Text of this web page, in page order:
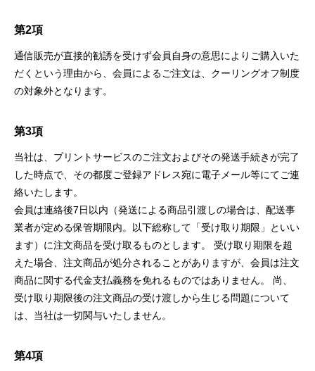
第2項
通信販売が直接的勧誘を受けず会員自身の意思によりご購入いた
だくという理由から、会員によるご注文は、クーリングオフ制度
の対象外となります。
第3項
当社は、プリントサービスのご注文およびその発送手続きが完了
した時点で、その都度ご登録アドレス宛に電子メール等にてご連
絡いたします。
会員は連絡後7日以内（発送による商品引渡しの場合は、配送事
業者が定める保管期限内。以下総称して「受け取り期限」といい
ます）に注文商品を受け取るものとします。 受け取り期限を超
えた場合、注文商品が処分されることがありますが、会員は注文
商品に関する代金支払義務を免れるものではありません。 尚、
受け取り期限後の注文商品の受け渡しから生じる問題について
は、当社は一切関与いたしません。
第4項